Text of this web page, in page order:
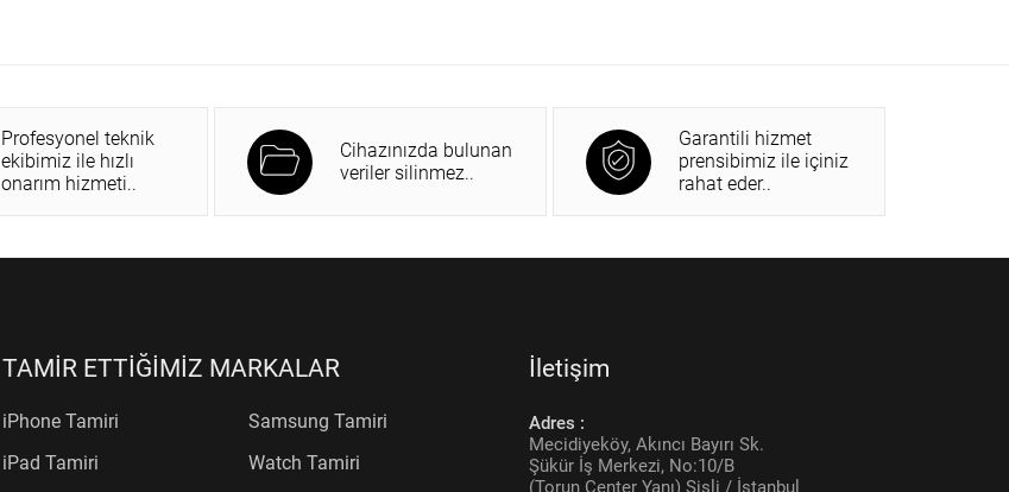
Profesyonel teknik
ekibimiz ile hızlı
onarım hizmeti..
Cihazınızda bulunan
veriler silinmez..
Garantili hizmet
prensibimiz ile içiniz
rahat eder..
TAMİR ETTİĞİMİZ MARKALAR
iPhone Tamiri
Samsung Tamiri
iPad Tamiri
Watch Tamiri
İletişim
Adres :
Mecidiyeköy, Akıncı Bayırı Sk.
Şükür İş Merkezi, No:10/B
(Torun Center Yanı) Şişli / İstanbul